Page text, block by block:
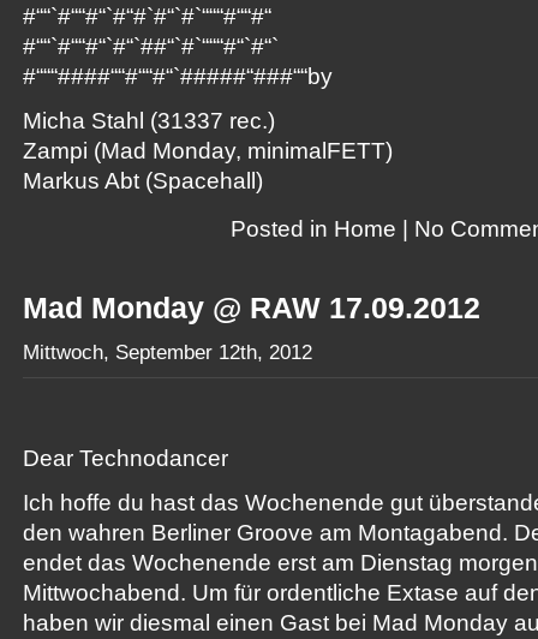
#““`#““#“`#“#`#“`#`“““#““#“
#““`#““#“`#“`##“`#`“““#“`#“`
#“““####““#““#“`#####“###““by
Micha Stahl (31337 rec.)
Zampi (Mad Monday, minimalFETT)
Markus Abt (Spacehall)
Posted in Home No
Mad Monday @ RAW 17.09.2012
Mittwoch, September 12th, 2012
Dear Technodancer
Ich hoffe du hast das Wochenende gut
den wahren Berliner Groove am Montagabend.
endet das Wochenende erst am Dienstag
Mittwochabend. Um für ordentliche Extase auf
haben wir diesmal einen Gast bei Mad Monday